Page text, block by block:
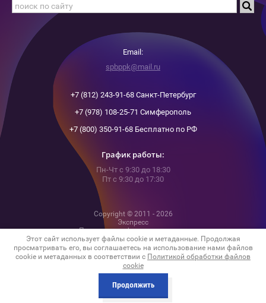
Email:
spbppk@mail.ru
+7 (812) 243-91-68 Санкт-Петербург
+7 (978) 108-25-71 Симферополь
+7 (800) 350-91-68 Бесплатно по РФ
График работы:
Пн-Чт с 9:30 до 18:30
Пт с 9:30 до 17:30
Copyright © 2011 - 2026
Экспресс
Политика конфиденциальности
Megagroup.ru
Этот сайт использует файлы cookie и метаданные. Продолжая
просматривать его, вы соглашаетесь на использование нами файлов
cookie и метаданных в соответствии с Политикой обработки файлов
cookie
Продолжить